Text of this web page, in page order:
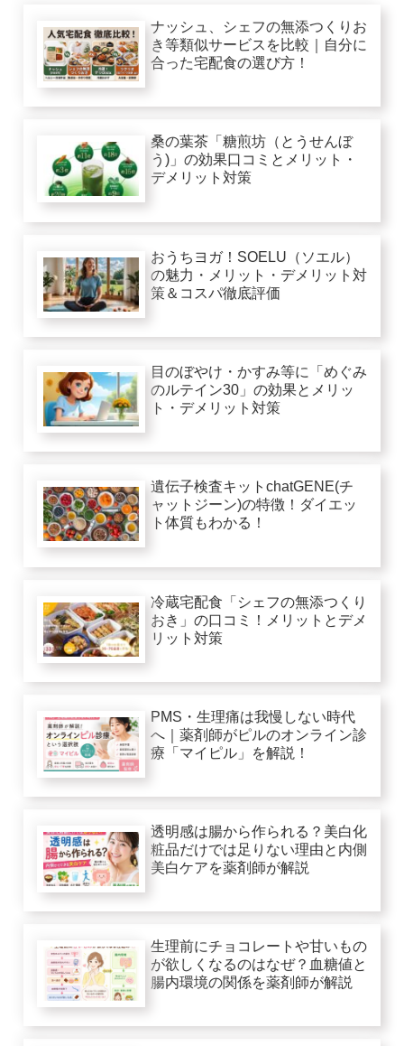
ナッシュ、シェフの無添つくりお
き等類似サービスを比較｜自分に
合った宅配食の選び方！
桑の葉茶「糖煎坊（とうせんぼ
う)」の効果口コミとメリット・
デメリット対策
おうちヨガ！SOELU（ソエル）
の魅力・メリット・デメリット対
策＆コスパ徹底評価
目のぼやけ・かすみ等に「めぐみ
のルテイン30」の効果とメリッ
ト・デメリット対策
遺伝子検査キットchatGENE(チ
ャットジーン)の特徴！ダイエッ
ト体質もわかる！
冷蔵宅配食「シェフの無添つくり
おき」の口コミ！メリットとデメ
リット対策
PMS・生理痛は我慢しない時代
へ｜薬剤師がピルのオンライン診
療「マイピル」を解説！
透明感は腸から作られる？美白化
粧品だけでは足りない理由と内側
美白ケアを薬剤師が解説
生理前にチョコレートや甘いもの
が欲しくなるのはなぜ？血糖値と
腸内環境の関係を薬剤師が解説